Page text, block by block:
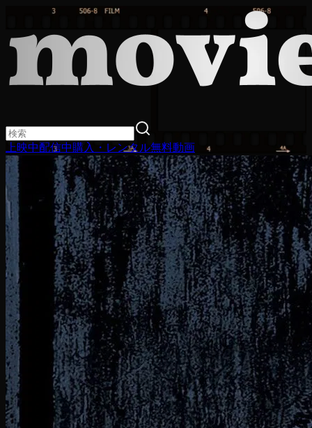
上映中配信中購入・レンタル無料動画